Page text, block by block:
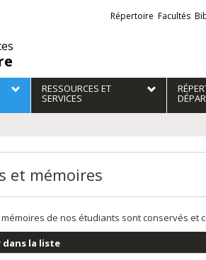
Liens
externes
Répertoire Facultés
RESSOURCES ET
SERVICES
et mémoires
de nos étudiants sont conservés et
dans la liste